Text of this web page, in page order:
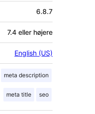
6.8.7
7.4 eller højere
English (US)
meta description
meta title seo